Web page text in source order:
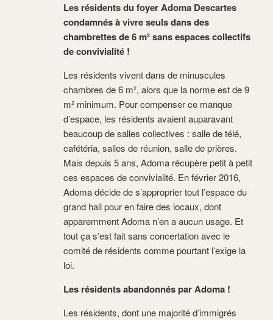
Les résidents du foyer Adoma Descartes
condamnés à vivre seuls dans des
chambrettes de 6 m² sans espaces collectifs
de convivialité !
Les résidents vivent dans de minuscules
chambres de 6 m², alors que la norme est de 9
m² minimum. Pour compenser ce manque
d’espace, les résidents avaient auparavant
beaucoup de salles collectives : salle de télé,
cafétéria, salles de réunion, salle de prières.
Mais depuis 5 ans, Adoma récupère petit à petit
ces espaces de convivialité. En février 2016,
Adoma décide de s’approprier tout l’espace du
grand hall pour en faire des locaux, dont
apparemment Adoma n’en a aucun usage. Et
tout ça s’est fait sans concertation avec le
comité de résidents comme pourtant l’exige la
loi.
Les résidents abandonnés par Adoma !
Les résidents, dont une majorité d’immigrés